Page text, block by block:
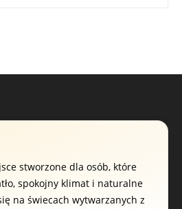
stworzone dla osób, które
spokojny klimat i naturalne
na świecach wytwarzanych z